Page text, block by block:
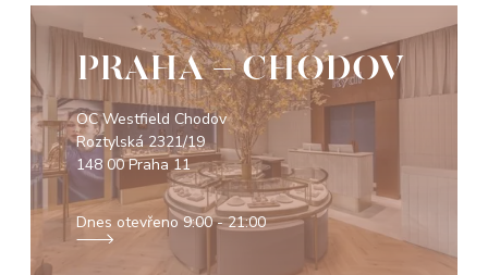
PRAHA - CHODOV
OC Westfield Chodov
Roztylská 2321/19
148 00 Praha 11
Dnes otevřeno9:00 - 21:00